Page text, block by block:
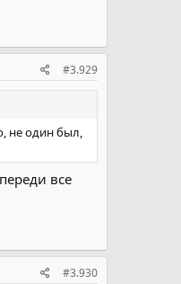
#3.929
не один был,
все
#3.930